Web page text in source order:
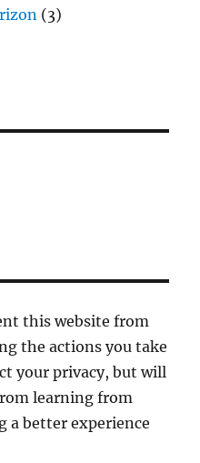
(3)
this website from
the actions you take
your privacy, but will
learning from
a better experience